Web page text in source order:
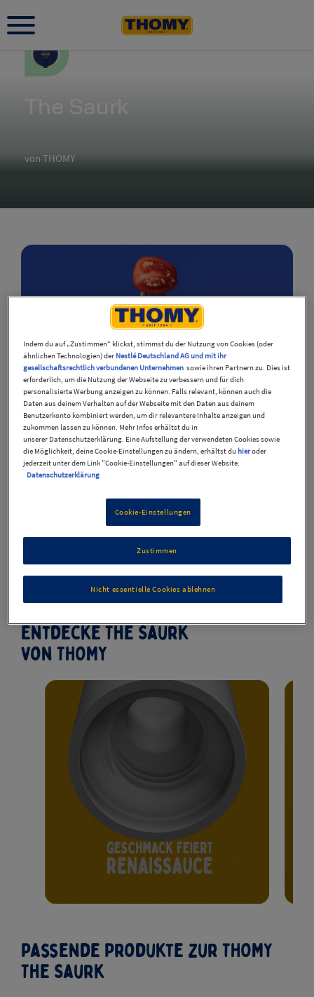
The Saurk
von THOMY
Thomy The Saurk
Unfassbar überflüssig, überraschend unverzichtbar: The
Saurk von THOMY ist eine Gabel, die Saucen serviert,
Entdecke The Saurk
von THOMY
Passende Produkte zur THOMY
The Saurk
Indem du auf „Zustimmen“ klickst, stimmst du der Nutzung von Cookies (oder
ähnlichen Technologien) der Nestlé Deutschland AG und mit ihr
gesellschaftsrechtlich verbundenen Unternehmen sowie ihren Partnern zu. Dies ist
erforderlich, um die Nutzung der Webseite zu verbessern und für dich
personalisierte Werbung anzeigen zu können. Falls relevant, können auch die
Daten aus deinem Verhalten auf der Webseite mit den Daten aus deinem
Benutzerkonto kombiniert werden, um dir relevantere Inhalte anzeigen und
zukommen lassen zu können. Mehr Infos erhältst du in
unserer Datenschutzerklärung. Eine Aufstellung der verwendeten Cookies sowie
die Möglichkeit, deine Cookie-Einstellungen zu ändern, erhältst du hieroder
jederzeit unter dem Link "Cookie-Einstellungen" auf dieser Website.
Datenschutzerklärung
Cookie-Einstellungen
Nicht essentielle Cookies ablehnen
Zustimmen